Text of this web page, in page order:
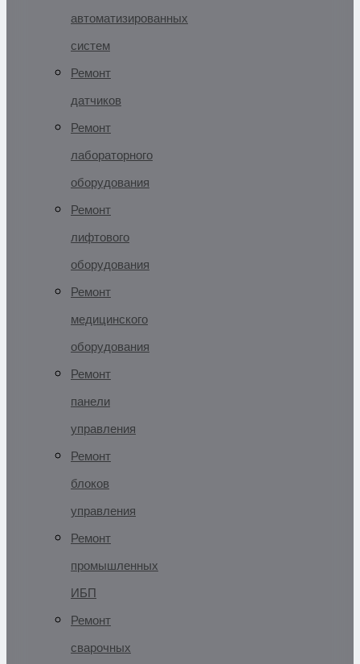
автоматизированных
систем
Ремонт
датчиков
Ремонт
лабораторного
оборудования
Ремонт
лифтового
оборудования
Ремонт
медицинского
оборудования
Ремонт
панели
управления
Ремонт
блоков
управления
Ремонт
промышленных
ИБП
Ремонт
сварочных